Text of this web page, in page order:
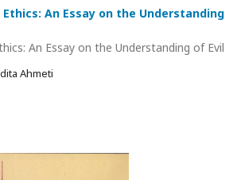
An Essay on the Understanding
An Essay on the Understanding of Evil
Ahmeti